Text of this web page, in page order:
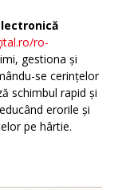
ro-
gestiona și
se cerințelor
schimbul rapid și
erorile și
pe hârtie.